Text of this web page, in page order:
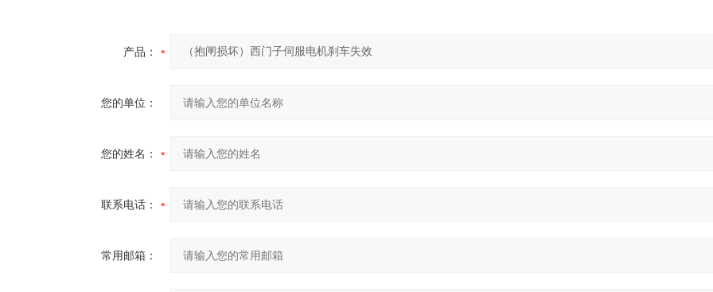
产品：
您的单位：
您的姓名：
联系电话：
常用邮箱：